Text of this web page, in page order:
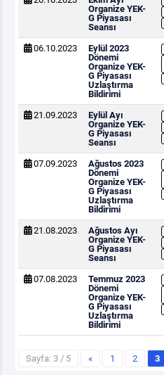
Organize YEK-
G Piyasası
Seansı
06.10.2023
Eylül 2023
Dönemi
Organize YEK-
G Piyasası
Uzlaştırma
Bildirimi
21.09.2023
Eylül Ayı
Organize YEK-
G Piyasası
Seansı
07.09.2023
Ağustos 2023
Dönemi
Organize YEK-
G Piyasası
Uzlaştırma
Bildirimi
21.08.2023
Ağustos Ayı
Organize YEK-
G Piyasası
Seansı
07.08.2023
Temmuz 2023
Dönemi
Organize YEK-
G Piyasası
Uzlaştırma
Bildirimi
Sayfa: 3 / 5 « 1 2 3